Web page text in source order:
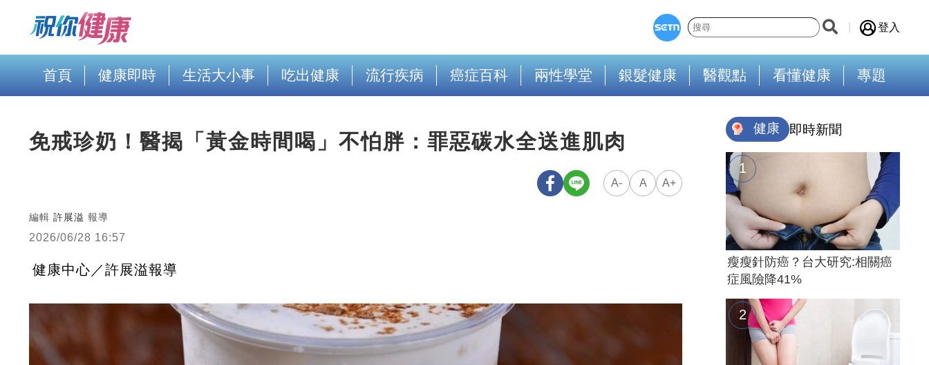
登入
首頁 健康即時 生活大小事 吃出健康 流行疾病 癌症百科 兩性學堂 銀髮健康 醫觀點 看懂健康 專題
免戒珍奶！醫揭「黃金時間喝」不怕胖：罪惡碳水全送進肌肉
A- A A+
編輯 許展溢 報導
2026/06/28 16:57
健康中心／許展溢報導
健康 即時新聞
瘦瘦針防癌？台大研究:相關癌
症風險降41%